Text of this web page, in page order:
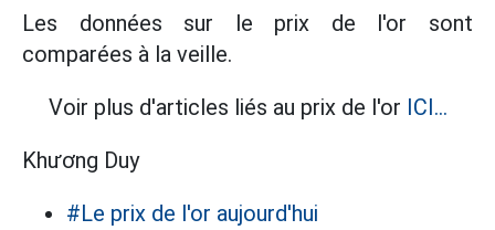
Les données sur le prix de l'or sont
comparées à la veille.
Voir plus d'articles liés au prix de l'or ICI...
Khương Duy
#Le prix de l'or aujourd'hui